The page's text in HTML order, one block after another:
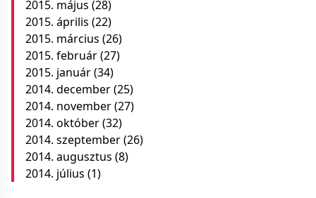
2015. május (28)
2015. április (22)
2015. március (26)
2015. február(27)
2015. január(34)
2014. december(25)
2014. november(27)
2014. október(32)
2014. szeptember(26)
2014. augusztus (8)
2014. július (1)